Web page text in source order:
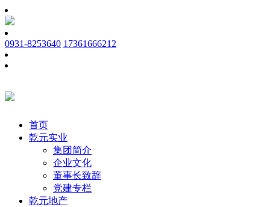
0931-8253640 17361666212
首页
乾元实业
集团简介
企业文化
董事长致辞
党建专栏
乾元地产